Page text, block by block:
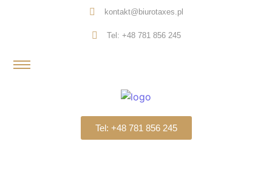
kontakt@biurotaxes.pl
Tel: +48 781 856 245
Tel: +48 781 856 245